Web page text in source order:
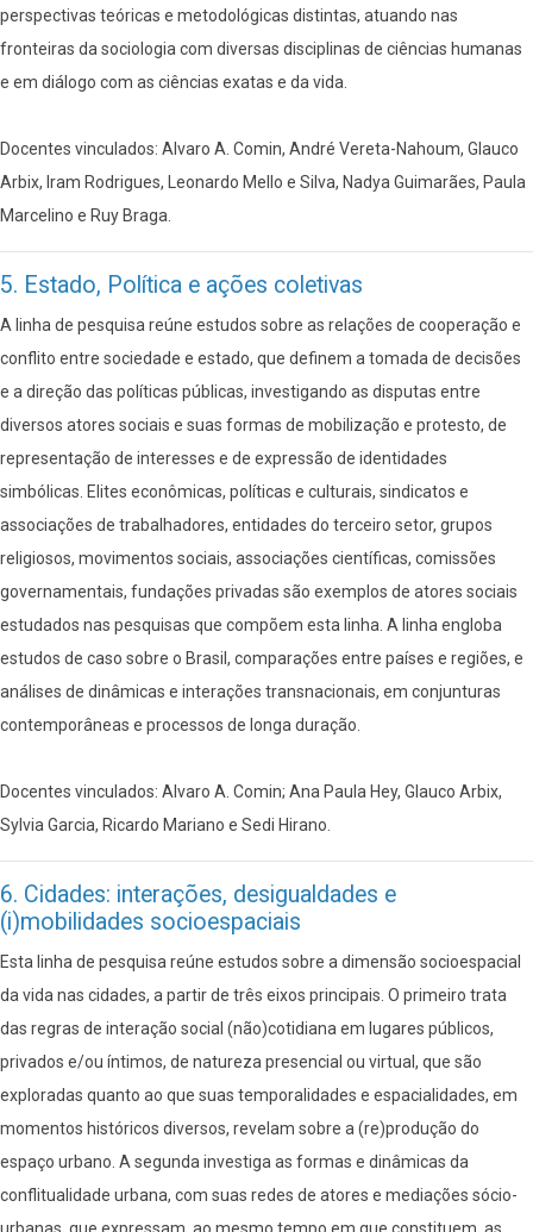
perspectivas teóricas e metodológicas distintas, atuando nas
fronteiras da sociologia com diversas disciplinas de ciências humanas
e em diálogo com as ciências exatas e da vida.
Docentes vinculados: Alvaro A. Comin, André Vereta-Nahoum, Glauco
Arbix, Iram Rodrigues, Leonardo Mello e Silva, Nadya Guimarães, Paula
Marcelino e Ruy Braga.
5. Estado, Política e ações coletivas
A linha de pesquisa reúne estudos sobre as relações de cooperação e
conflito entre sociedade e estado, que definem a tomada de decisões
e a direção das políticas públicas, investigando as disputas entre
diversos atores sociais e suas formas de mobilização e protesto, de
representação de interesses e de expressão de identidades
simbólicas. Elites econômicas, políticas e culturais, sindicatos e
associações de trabalhadores, entidades do terceiro setor, grupos
religiosos, movimentos sociais, associações científicas, comissões
governamentais, fundações privadas são exemplos de atores sociais
estudados nas pesquisas que compõem esta linha. A linha engloba
estudos de caso sobre o Brasil, comparações entre países e regiões, e
análises de dinâmicas e interações transnacionais, em conjunturas
contemporâneas e processos de longa duração.
Docentes vinculados: Alvaro A. Comin; Ana Paula Hey, Glauco Arbix,
Sylvia Garcia, Ricardo Mariano e Sedi Hirano.
6. Cidades: interações, desigualdades e
(i)mobilidades socioespaciais
Esta linha de pesquisa reúne estudos sobre a dimensão socioespacial
da vida nas cidades, a partir de três eixos principais. O primeiro trata
das regras de interação social (não)cotidiana em lugares públicos,
privados e/ou íntimos, de natureza presencial ou virtual, que são
exploradas quanto ao que suas temporalidades e espacialidades, em
momentos históricos diversos, revelam sobre a (re)produção do
espaço urbano. A segunda investiga as formas e dinâmicas da
conflitualidade urbana, com suas redes de atores e mediações sócio-
urbanas, que expressam, ao mesmo tempo em que constituem, as